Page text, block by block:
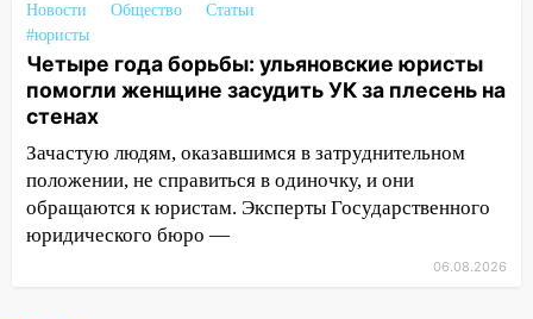
10:27
Где есть бензин в Ульяновске
днем 6 августа: список АЗС
10:16 Внимание! В Ульяновской области
объявлена ракетная опасность
10:00 В Старомайнском районе утонул
51-летний мужчина
09:50 В Ульяновске черный коршун
Новости Общество
Статьи
#юристы
Четыре года борьбы: ульяновские юристы
помогли женщине засудить УК за плесень на
стенах
Зачастую людям, оказавшимся в затруднительном
положении, не справиться в одиночку, и они
обращаются к юристам. Эксперты Государственного
юридического бюро —
06.08.2026